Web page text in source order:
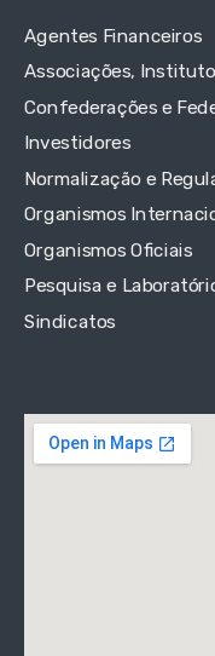
Agentes Financeiros
Associações,
Confederações e
Investidores
Normalização e
Organismos
Organismos Oficiais
Pesquisa e
Sindicatos